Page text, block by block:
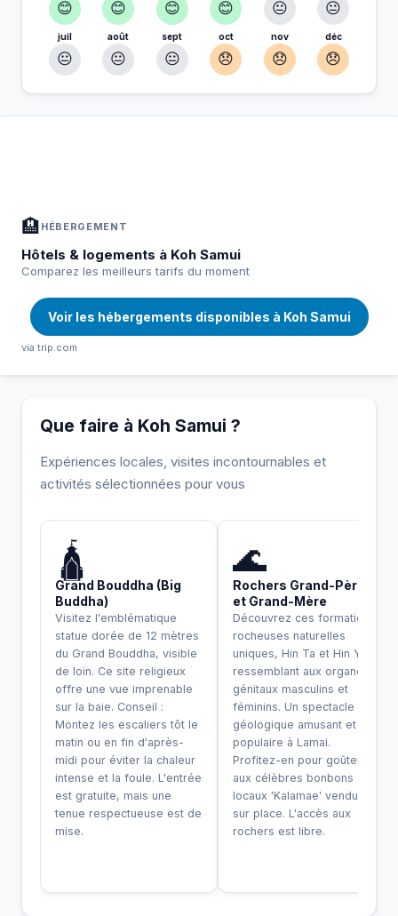
😊 😊 😊 😊 😐 😐
juil
😐
août
😐
sept
😐
oct
😞
nov
😞
déc
😞
🏨 HÉBERGEMENT
Hôtels & logements à Koh Samui
Comparez les meilleurs tarifs du moment
Voir les hébergements disponibles à Koh Samui
via trip.com
Que faire à Koh Samui ?
Expériences locales, visites incontournables et
activités sélectionnées pour vous
🛕
Grand Bouddha (Big
Buddha)
Visitez l'emblématique
statue dorée de 12 mètres
du Grand Bouddha, visible
de loin. Ce site religieux
offre une vue imprenable
sur la baie. Conseil :
Montez les escaliers tôt le
matin ou en fin d'après-
midi pour éviter la chaleur
intense et la foule. L'entrée
est gratuite, mais une
tenue respectueuse est de
mise.
🌊
Rochers Grand-Père
et Grand-Mère
Découvrez ces formations
rocheuses naturelles
uniques, Hin Ta et Hin Yai,
ressemblant aux organes
génitaux masculins et
féminins. Un spectacle
géologique amusant et
populaire à Lamai.
Profitez-en pour goûter
aux célèbres bonbons
locaux 'Kalamae' vendus
sur place. L'accès aux
rochers est libre.